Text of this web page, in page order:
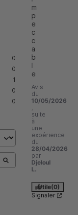
0
0
1
0
0
m
p
e
c
c
a
b
l
e
Avis
du
10/05/2026
,
suite
à
une
expérience
du
28/04/2026
par
Djeloul
L.
Utile(0)
Signaler